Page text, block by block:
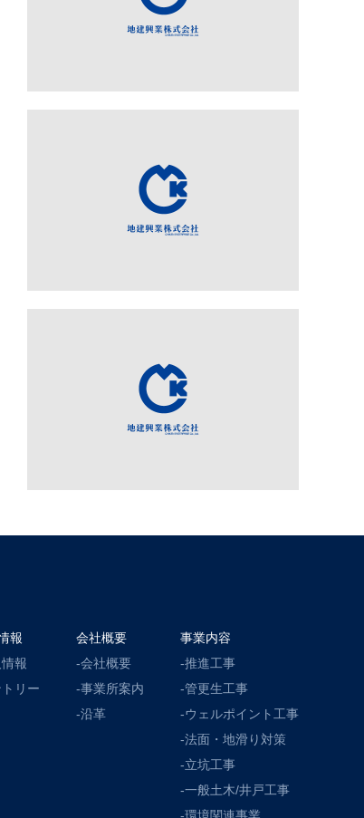
報
報
リー
会社概要
-会社概要
-事業所案内
-沿革
事業内容
-推進工事
-管更生工事
-ウェルポイント工事
-法面・地滑り対策
-立坑工事
-一般土木/井戸工事